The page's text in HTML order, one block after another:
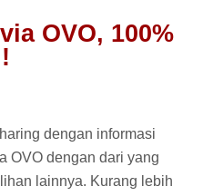
OVO, 100%
dengan informasi
OVO dengan dari yang
lainnya. Kurang lebih